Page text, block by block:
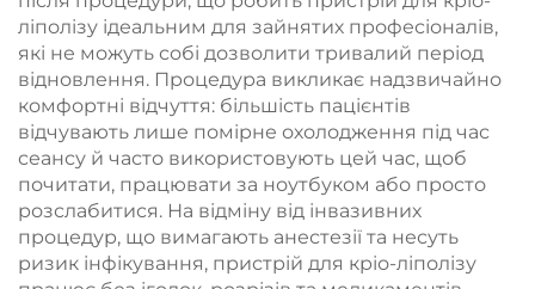
ліполізу ідеальним для зайнятих професіоналів,
які не можуть собі дозволити тривалий період
відновлення. Процедура викликає надзвичайно
комфортні відчуття: більшість пацієнтів
відчувають лише помірне охолодження під час
сеансу й часто використовують цей час, щоб
почитати, працювати за ноутбуком або просто
розслабитися. На відміну від інвазивних
процедур, що вимагають анестезії та несуть
ризик інфікування, пристрій для кріо-ліполізу